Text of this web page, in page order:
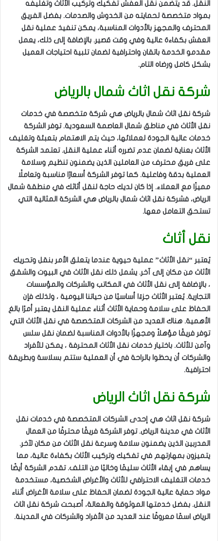
النقل. قد يتضمن نقل العفش تفكيك وتركيب الأثاث وتغليفه
بمواد متخصصة لحمايته من الخدوش والصدمات. بفضل الفريق
المحترف والمجهز بالأدوات المناسبة، يمكن تنفيذ عملية نقل
العفش بكفاءة عالية وفي وقت قصير. بالإضافة إلى ذلك، يعمل
مقدمو الخدمة باتقان واحترافية لضمان تلبية احتياجات العميل
بشكل كامل ورضاه التام.
شركة نقل اثاث شمال بالرياض
شركة نقل اثاث شمال بالرياض هي شركة متخصصة في خدمات
نقل الأثاث في مناطق شمال العاصمة السعودية. توفر الشركة
خدمات عالية الجودة لعملائها، حيث يتم الاهتمام بتعبئة وتغليف
الأثاث بعناية لضمان عدم تضرره أثناء عملية النقل. تعتمد الشركة
على فريق محترف من العاملين الذين يضمنون تنظيم وسلامة
العملية بدقة وفاعلية. كما توفر الشركة أسعارًا مناسبة وتعاملًا
مميزًا مع العملاء. إذا كان لديك حاجة لنقل أثاثك في منطقة شمال
الرياض، فشركة نقل اثاث شمال بالرياض هي الشركة المثالية التي
تستحق التعامل معها.
نقل أثاث
يُعتبر “نقل الأثاث” عملية حيوية عندما يتعلق الأمر بنقل وتحريك
الأثاث من مكان إلى آخر. يشمل ذلك نقل الأثاث في البيوت والشقق
، بالإضافة إلى نقل الأثاث في المكاتب والشركات والمؤسسات
التجارية. يُعتبر الأثاث جزءًا أساسيًا من حياتنا اليومية ، ولذلك فإن
الحفاظ على سلامة وحماية الأثاث أثناء عملية النقل يعتبر أمرًا بالغ
الأهمية. هناك العديد من الشركات المتخصصة في نقل الأثاث التي
توفر فريقًا مؤهلاً ومجهزًا بالأدوات المناسبة لضمان نقل سلس
وآمن للأثاث. باختيار خدمات نقل الأثاث المحترفة ، يمكن للأفراد
والشركات أن يحظوا بالراحة في أن العملية ستتم بسلاسة وبطريقة
احترافية.
شركة نقل اثاث الرياض
شركة نقل اثاث هي إحدى الشركات المتخصصة في خدمات نقل
الأثاث في مدينة الرياض. توفر الشركة فريقًا محترفًا من العمال
المدربين الذين يضمنون سلامة وسرعة نقل الأثاث من مكان لآخر.
يتميزون بمهارتهم في تفكيك وتركيب الأثاث بكفاءة عالية، مما
يساهم في إبقاء الأثاث سليمًا وخاليًا من التلف. تقدم الشركة أيضًا
خدمات التغليف الاحترافي للأثاث والأغراض الشخصية، مستخدمة
مواد حماية عالية الجودة لضمان الحفاظ على سلامة الأغراض أثناء
النقل. بفضل خدمتها الموثوقة والفعالة، أصبحت شركة نقل اثاث
الرياض اسمًا معروفًا عند العديد من الأفراد والشركات في المدينة.